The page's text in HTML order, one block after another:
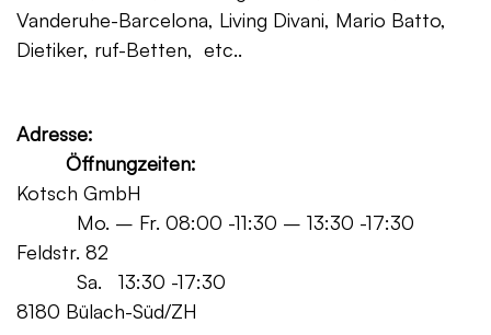
Vanderuhe-Barcelona, Living Divani, Mario Batto,
Dietiker, ruf-Betten, etc..
Adresse:
Öffnungzeiten:
Kotsch GmbH
Mo. – Fr. 08:00 -11:30 – 13:30 -17:30
Feldstr. 82
Sa. 13:30 -17:30
8180 Bülach-Süd/ZH